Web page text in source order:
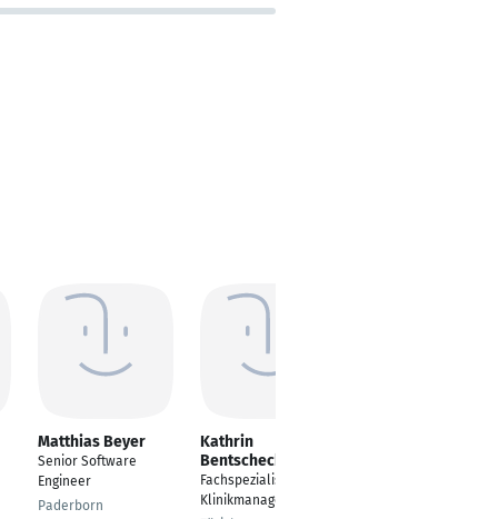
Matthias Beyer
Senior Software
Engineer
Paderborn
Kathrin
Bentscheck
Fachspezialistin
Klinikmanagement